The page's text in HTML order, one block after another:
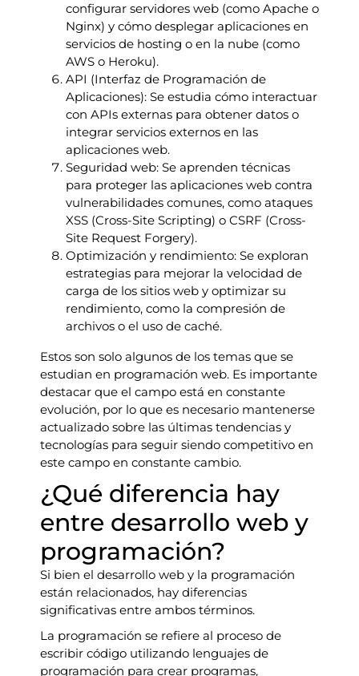
configurar servidores web (como Apache o
Nginx) y cómo desplegar aplicaciones en
servicios de hosting o en la nube (como
AWS o Heroku).
API (Interfaz de Programación de
Aplicaciones): Se estudia cómo interactuar
con APIs externas para obtener datos o
integrar servicios externos en las
aplicaciones web.
Seguridad web: Se aprenden técnicas
para proteger las aplicaciones web contra
vulnerabilidades comunes, como ataques
XSS (Cross-Site Scripting) o CSRF (Cross-
Site Request Forgery).
Optimización y rendimiento: Se exploran
estrategias para mejorar la velocidad de
carga de los sitios web y optimizar su
rendimiento, como la compresión de
archivos o el uso de caché.
Estos son solo algunos de los temas que se
estudian en programación web. Es importante
destacar que el campo está en constante
evolución, por lo que es necesario mantenerse
actualizado sobre las últimas tendencias y
tecnologías para seguir siendo competitivo en
este campo en constante cambio.
¿Qué diferencia hay
entre desarrollo web y
programación?
Si bien el desarrollo web y la programación
están relacionados, hay diferencias
significativas entre ambos términos.
La programación se refiere al proceso de
escribir código utilizando lenguajes de
programación para crear programas,